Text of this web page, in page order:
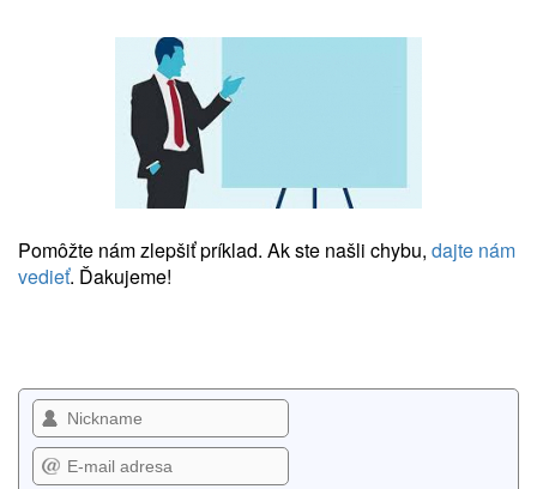
Pomôžte nám zlepšiť príklad. Ak ste našli chybu, dajte nám
vedieť. Ďakujeme!